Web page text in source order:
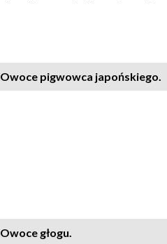
Owoce pigwowca japońskiego.
Owoce głogu.